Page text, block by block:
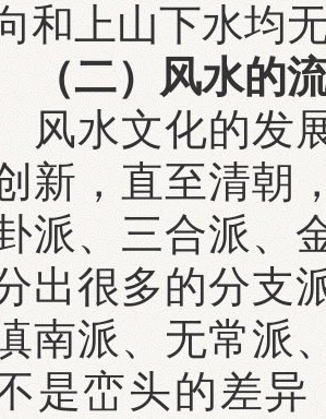
和上山下水均
（二）风水的
风水文化的发
新，直至清朝
派、三合派、
出很多的分支
南派、无常派
是峦头的差